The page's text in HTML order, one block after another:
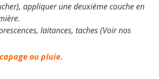
appliquer une deuxième couche en
laitances, taches (Voir nos
ou pluie.